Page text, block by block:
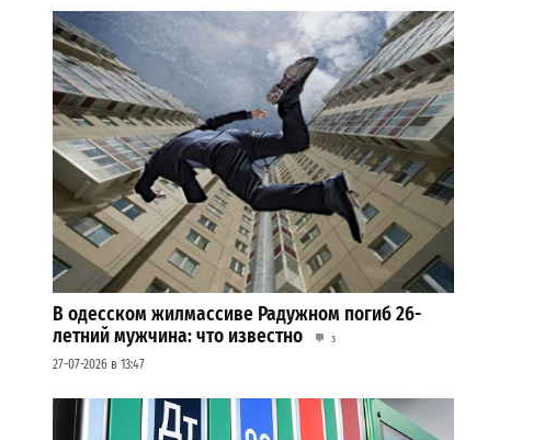
В одесском жилмассиве Радужном погиб 26-
летний мужчина: что известно
3
27-07-2026 в 13:47